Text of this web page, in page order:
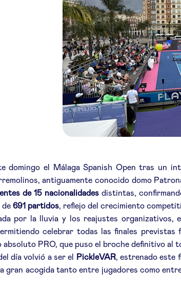
domingo el Málaga Spanish Open tras un
antiguamente conocido domo
de 15 nacionalidadesdistintas,
691 partidos, reflejo del crecimiento
por la lluvia y los reajustes
celebrar todas las finales
absoluto PRO, que puso el broche definitivo al
día volvió a ser el
PickleVAR, estrenado este
gran acogida tanto entre jugadores como